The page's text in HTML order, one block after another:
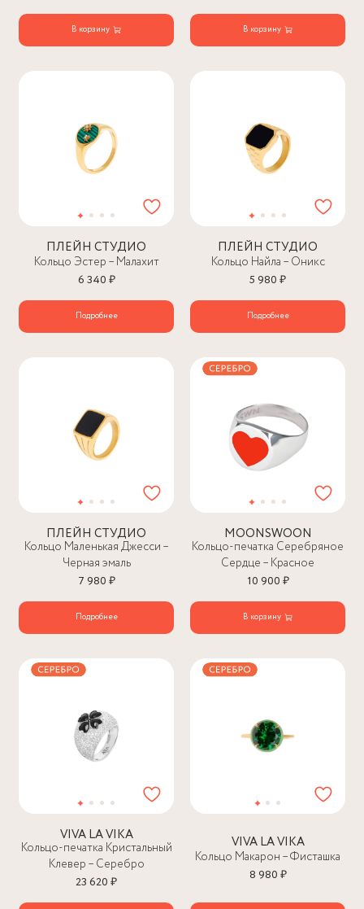
В корзину В корзину
ПЛЕЙН СТУДИО
Кольцо Эстер – Малахит
6 340 ₽
Подробнее
ПЛЕЙН СТУДИО
Кольцо Найла – Оникс
5 980 ₽
Подробнее
ПЛЕЙН СТУДИО
Кольцо Маленькая Джесси –
Черная эмаль
7 980 ₽
Подробнее
MOONSWOON
Кольцо-печатка Серебряное
Сердце – Красное
10 900 ₽
В корзину
VIVA LA VIKA
Кольцо-печатка Кристальный
Клевер – Серебро
23 620 ₽
VIVA LA VIKA
Кольцо Макарон – Фисташка
8 980 ₽